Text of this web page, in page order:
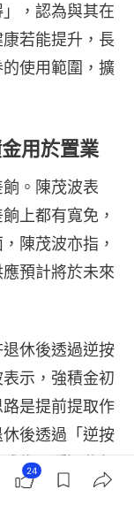
，認為與其在
若能提升，長
使用範圍，擴
用於置業
。陳茂波表
上都有寬免，
陳茂波亦指，
預計將於未來
休後透過逆按
示，強積金初
是提前提取作
後透過「逆按
為一種退休保
指，不宜對強
24